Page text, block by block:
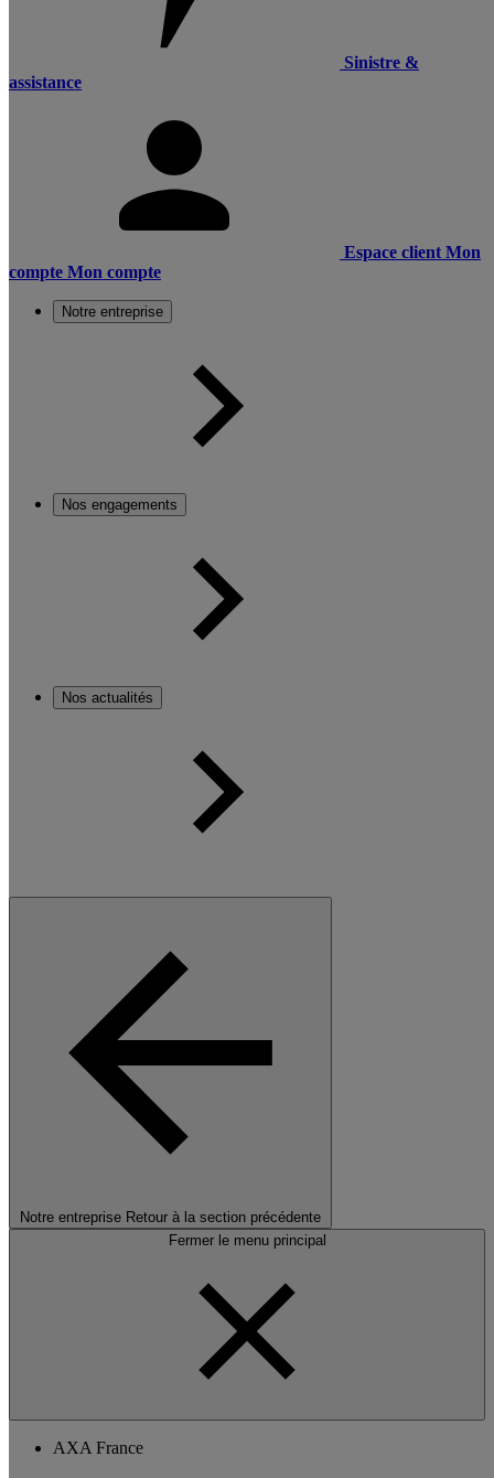
Sinistre &
assistance
Espace client Mon
compte Mon compte
Notre entreprise
Nos engagements
Nos actualités
Notre entreprise Retour à la section précédente
Fermer le menu principal
AXA France